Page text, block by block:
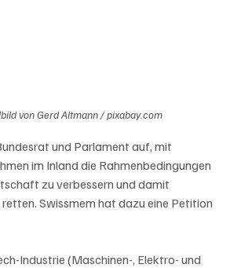
von Gerd Altmann / pixabay.com
und Parlament auf, mit
im Inland die Rahmenbedingungen
zu verbessern und damit
Swissmem hat dazu eine Petition
Industrie (Maschinen-, Elektro- und